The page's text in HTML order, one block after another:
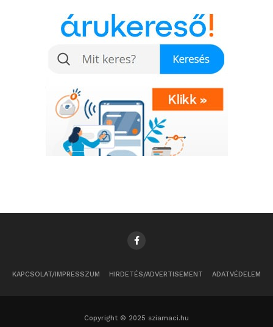
KAPCSOLAT/IMPRESSZUM HIRDETÉS/ADVERTISEMENT ADATVÉDELEM
Copyright © 2025 sziamaci.hu